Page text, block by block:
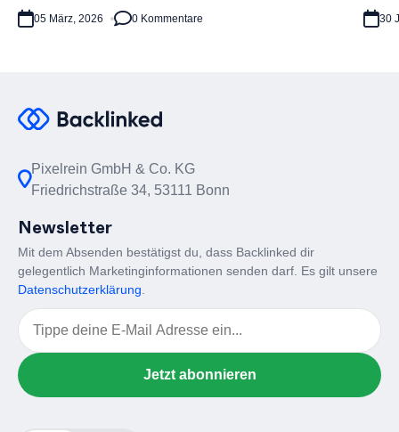
05 März, 2026 0 Kommentare 30
Pixelrein GmbH & Co. KG
Friedrichstraße 34, 53111 Bonn
Newsletter
Mit dem Absenden bestätigst du, dass Backlinked dir
gelegentlich Marketinginformationen senden darf. Es gilt unsere
Datenschutzerklärung
Email
Jetzt abonnieren